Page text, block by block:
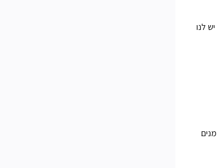
עונה 4, אך לעת עתה, יש לנו